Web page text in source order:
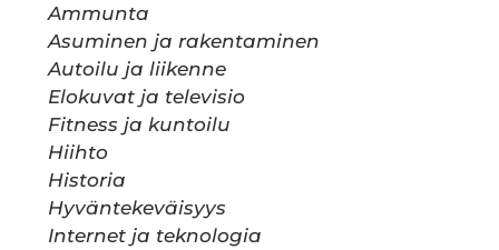
Ammunta
Asuminen ja rakentaminen
Autoilu ja liikenne
Elokuvat ja televisio
Fitness ja kuntoilu
Hiihto
Historia
Hyväntekeväisyys
Internet ja teknologia